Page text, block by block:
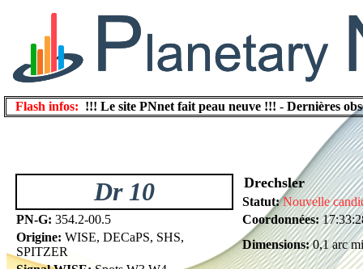
Flash infos: !!! Le site PNnet fait peau neuve !!! - Dernières
Dr 10 Drechsler
Statut: Nouvelle
PN-G: 354.2-00.5 Coordonnées:
Origine: WISE, DECaPS, SHS,
SPITZER
Dimensions:0,1 arc